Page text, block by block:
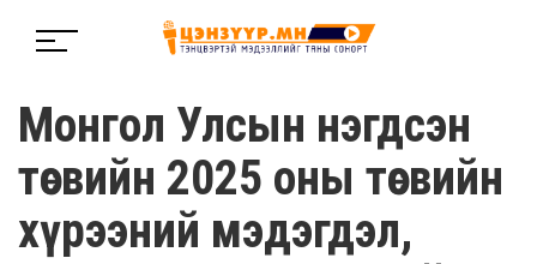
Монгол Улсын нэгдсэн
төсвийн 2025 оны төсвийн
хүрээний мэдэгдэл,